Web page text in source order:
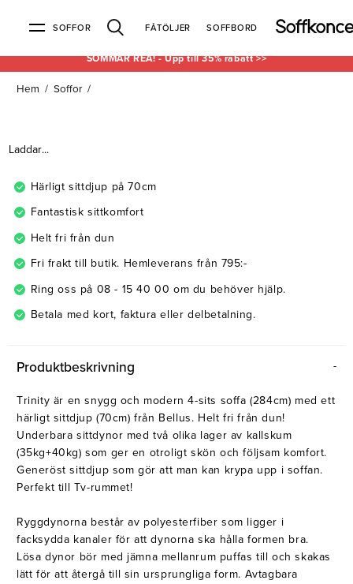
SOFFOR FÅTÖLJER SOFFBORD
Soffor & fåtöljer
3-sits soffor
Soffor med hög rygg
Kundtjänst
Frakt & leveranser
SOMMAR REA! - Upp till 35% rabatt >>
Hem / Soffor /
Laddar...
Härligt sittdjup på 70cm
Fantastisk sittkomfort
Helt fri från dun
Fri frakt till butik. Hemleverans från 795:-
Ring oss på 08 - 15 40 00 om du behöver hjälp.
Betala med kort, faktura eller delbetalning.
Produktbeskrivning
Trinity är en snygg och modern 4-sits soffa (284cm) med ett
härligt sittdjup (70cm) från Bellus. Helt fri från dun!
Underbara sittdynor med två olika lager av kallskum
(35kg+40kg) som ger en otroligt skön och följsam komfort.
Generöst sittdjup som gör att man kan krypa upp i soffan.
Perfekt till Tv-rummet!
Ryggdynorna består av polyesterfiber som ligger i
facksydda kanaler för att dynorna ska hålla formen bra.
Lösa dynor bör med jämna mellanrum puffas till och skakas
lätt för att återgå till sin ursprungliga form. Avtagbara